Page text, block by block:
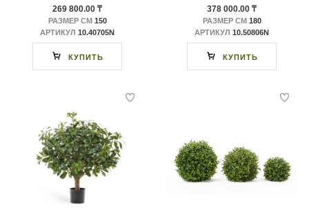
269 800.00 ₸
РАЗМЕР СМ 150
АРТИКУЛ 10.40705N
КУПИТЬ
378 000.00 ₸
РАЗМЕР СМ 180
АРТИКУЛ 10.50806N
КУПИТЬ